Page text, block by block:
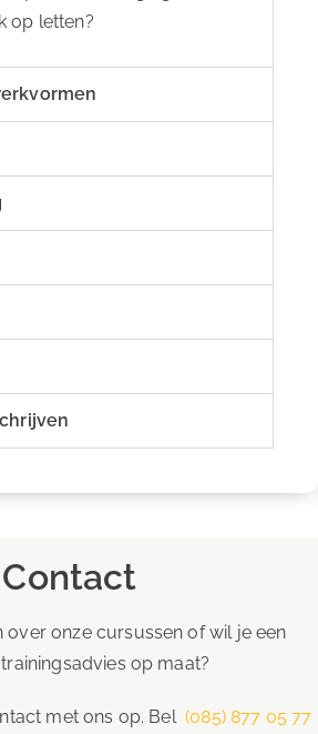
op letten?
Contact
over onze cursussen of wil je een
op maat?
met ons op. Bel(085) 877 05 77